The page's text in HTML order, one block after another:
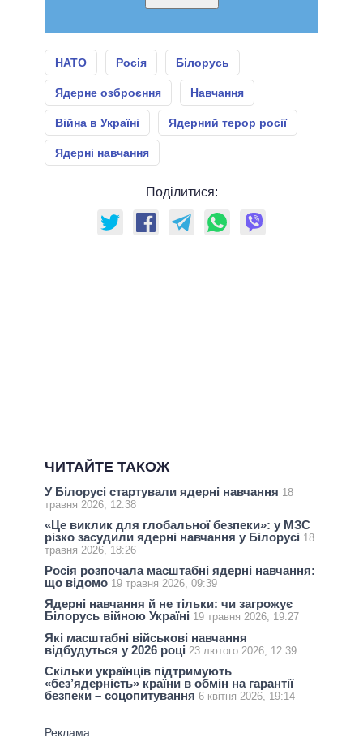
НАТО Росія Білорусь
Ядерне озброєння Навчання
Війна в Україні Ядерний терор росії
Ядерні навчання
Поділитися:
ЧИТАЙТЕ ТАКОЖ
У Білорусі стартували ядерні навчання 18
травня 2026, 12:38
«Це виклик для глобальної безпеки»: у МЗС
різко засудили ядерні навчання у Білорусі 18
травня 2026, 18:26
Росія розпочала масштабні ядерні навчання:
що відомо 19 травня 2026, 09:39
Ядерні навчання й не тільки: чи загрожує
Білорусь війною Україні 19 травня 2026, 19:27
Які масштабні військові навчання
відбудуться у 2026 році 23 лютого 2026, 12:39
Скільки українців підтримують
«без’ядерність» країни в обмін на гарантії
безпеки – соцопитування 6 квітня 2026, 19:14